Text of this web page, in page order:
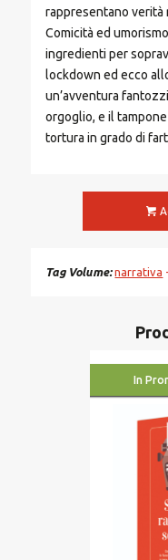
rappresentano verità
Comicità ed
ingredienti per
lockdown ed ecco
un’avventura
orgoglio, e il
tortura in grado di
Tag Volume narrativa
In